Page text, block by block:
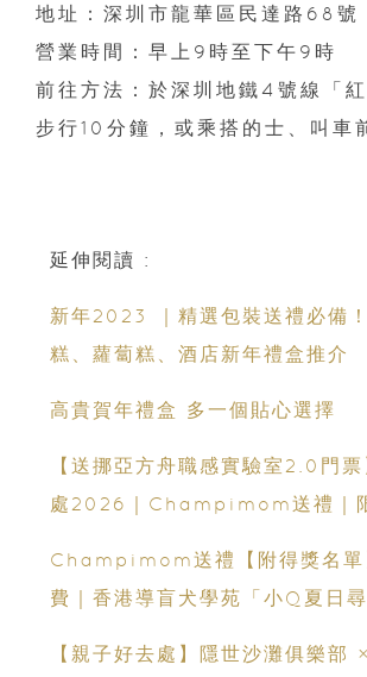
地址：深圳市龍華區民達路68號
營業時間：早上9時至下午9時
前往方法：於深圳地鐵4號線「
步行10分鐘，或乘搭的士、叫車
延伸閱讀 :
新年2023 ｜精選包裝送禮必備
糕、蘿蔔糕、酒店新年禮盒推介
高貴賀年禮盒 多一個貼心選擇
【送挪亞方舟職感實驗室2.0門
處2026｜Champimom送禮｜
Champimom送禮【附得獎名單
費｜香港導盲犬學苑「小Q夏日
【親子好去處】隱世沙灘俱樂部